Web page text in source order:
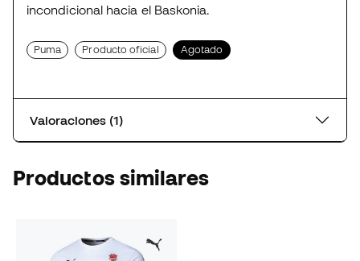
incondicional hacia el Baskonia.
Puma Producto oficial Agotado
Valoraciones (1)
Productos similares